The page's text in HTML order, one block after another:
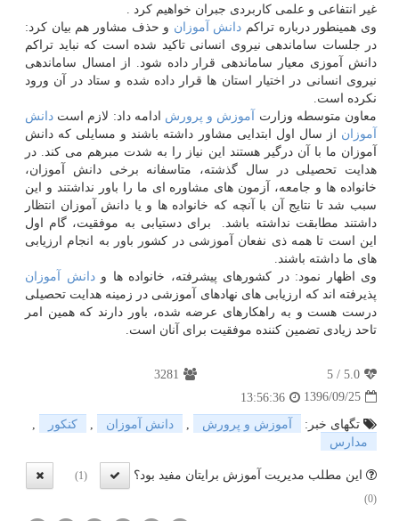
غیر انتفاعی و علمی كاربردی جبران خواهیم كرد‎. ‎
وی همینطور درباره تراكم دانش آموزان و حذف مشاور هم بیان كرد:
در جلسات ساماندهی نیروی انسانی تاكید شده است كه ‏نباید ‏تراكم
دانش آموزی معیار ساماندهی قرار داده شود. از امسال ساماندهی
نیروی انسانی در اختیار استان ها قرار داده شده و ‏ستاد در ‏آن ورود
نكرده است. ‏
معاون متوسطه وزارت
آموزش و پرورش ادامه داد: لازم است دانش
آموزان از سال اول ابتدایی مشاور داشته باشند و مسایلی كه ‏‏دانش
آموزان ما با آن درگیر هستند این نیاز را به شدت مبرهم می كند. در
هدایت تحصیلی در سال گذشته، متاسفانه برخی دانش ‏‏آموزان،
خانواده ها و جامعه، آزمون های مشاوره ای ما را باور نداشتند و این
سبب شد تا نتایج آن با آنچه كه خانواده ها و یا ‏‏دانش آموزان انتظار
داشتند مطابقت نداشته باشد. ‏ برای دستیابی به موفقیت، گام اول
این است تا همه ذی نفعان آموزشی در كشور ‏باور به انجام ارزیابی
های ما داشته باشند. ‏
وی اظهار نمود: در كشورهای پیشرفته، خانواده ها ودانش آموزان
پذیرفته اند كه ارزیابی های نهادهای آموزشی در زمینه هدایت ‏تحصیلی
درست ‏هست و به راهكارهای عرضه شده، باور دارند كه همین امر
تاحد زیادی تضمین كننده موفقیت برای آنان است. ‏
5.0
/
5
3281
1396/09/25
13:56:36
تگهای خبر:
آموزش و پرورش , دانش آموزان , كنكور
,
مدارس
این مطلب مدیریت آموزش برایتان مفید بود؟
(1)
(0)